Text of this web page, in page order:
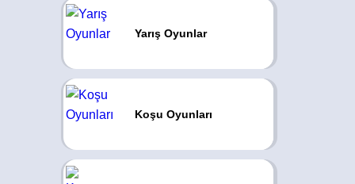
Yarış Oyunlar
Koşu Oyunları